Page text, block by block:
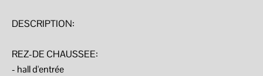
DESCRIPTION:
REZ-DE CHAUSSEE:
- hall d'entrée